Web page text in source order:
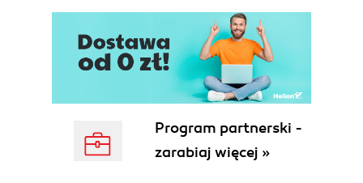
Program partnerski -
zarabiaj więcej »